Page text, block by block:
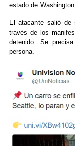
estado de
El atacante salió
través de los
detenido. Se
persona.